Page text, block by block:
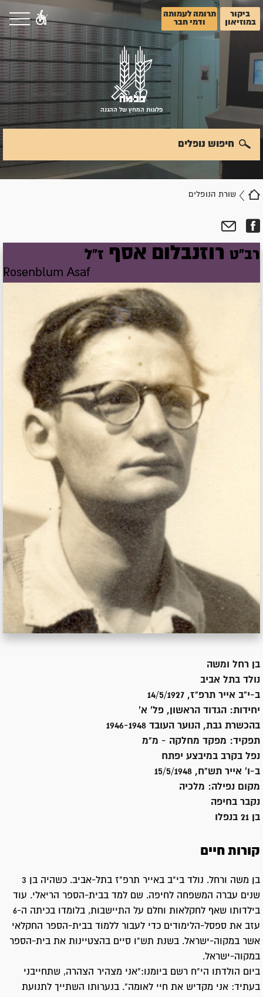
ביקור
במוזיאון
תרומה לעמותה
ודמי חבר
פלוגות המחץ של ההגנה
שורת הנופלים
חיפוש נופלים
רב"ט רוזנבלום אסף ז"ל
Rosenblum Asaf
בן רחל ומשה
נולד בתל אביב
ב-י"ב אייר תרפ"ז, 14/5/1927
יחידות: הגדוד הראשון, פל' א'
בהכשרת גבת, הנוער העובד 1946-1948
תפקיד: מפקד מחלקה - מ"מ
נפל בקרב במיבצע יפתח
ב-ו' אייר תש"ח, 15/5/1948
מקום נפילה: מלכיה
נקבר בחיפה
בן 21 בנפלו
קורות חיים
בן משה ורחל. נולד בי"ב באייר תרפ"ז בתל-אביב. כשהיה בן 3
שנים עברה המשפחה לחיפה. שם למד בבית-הספר הריאלי. עוד
בילדותו שאף לחקלאות וחלם על התיישבות, בלומדו בכיתה ה-6
עזב את ספסל-הלימודים כדי לעבור ללמוד בבית-הספר החקלאי
אשר במקוה-ישראל. בשנת תש"ו סיים בהצטיינות את בית-הספר
במקוה-ישראל.
ביום הולדתו הי"ח רשם ביומנו:"אני מצהיר הצהרה, שתחייבני
בעתיד: אני מקדיש את חיי לאומה". בנערותו השתייך לתנועת